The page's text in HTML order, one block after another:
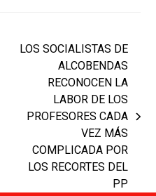
next
LOS SOCIALISTAS DE
ALCOBENDAS
RECONOCEN LA
LABOR DE LOS
PROFESORES CADA
VEZ MÁS
COMPLICADA POR
LOS RECORTES DEL
PP